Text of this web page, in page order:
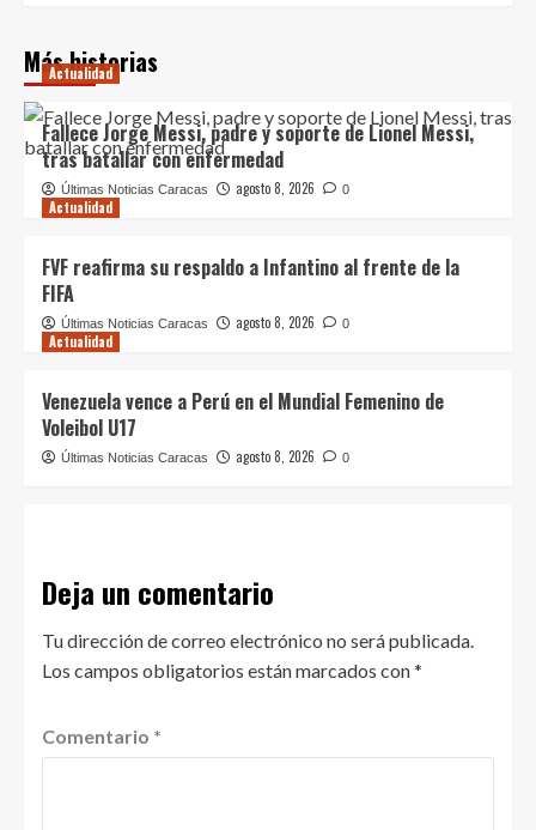
Más historias
Actualidad
Fallece Jorge Messi, padre y soporte de Lionel Messi,
tras batallar con enfermedad
Últimas Noticias Caracas agosto 8, 2026 0
Actualidad
FVF reafirma su respaldo a Infantino al frente de la
FIFA
Últimas Noticias Caracas agosto 8, 2026 0
Actualidad
Venezuela vence a Perú en el Mundial Femenino de
Voleibol U17
Últimas Noticias Caracas agosto 8, 2026 0
Deja un comentario
Tu dirección de correo electrónico no será publicada.
Los campos obligatorios están marcados con*
Comentario *